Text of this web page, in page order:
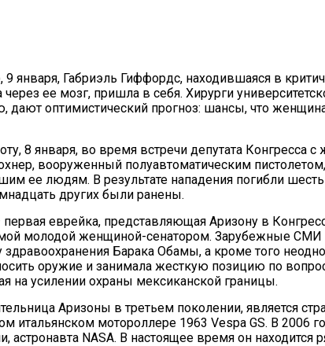
января, Габриэль Гиффордc, находившаяся в
через ее мозг, пришла в себя. Хирурги
дают оптимистический прогноз: шансы, что
8 января, во время встречи депутата Конгресса с
вооруженный полуавтоматическим
ее людям. В результате нападения погибли
других были ранены.
еврейка, представляющая Аризону в
молодой женщиной-сенатором. Зарубежные СМИ
Барака Обамы, а кроме того
оружие и занимала жесткую позицию по
на усилении охраны мексиканской границы.
Аризоны в третьем поколении, является
итальянском мотороллере 1963 Vespa GS. В 2006
астронавта NASA. В настоящее время он находится